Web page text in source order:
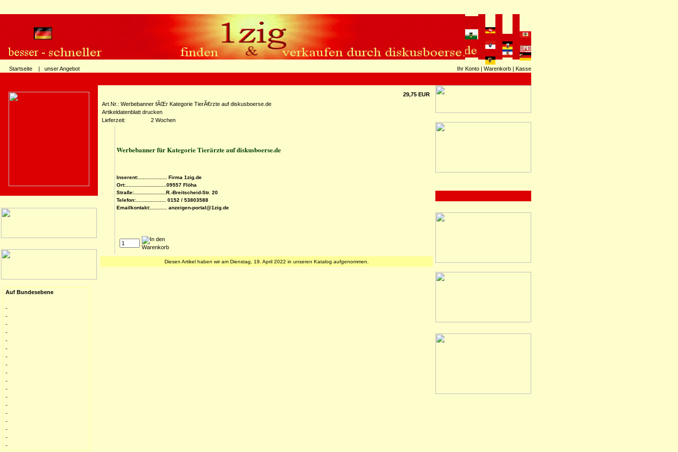
Startseite | unser Angebot Ihr Konto | Warenkorb | Kasse
Auf Bundesebene
-
-
-
-
-
-
-
-
-
-
-
-
-
-
-
-
-
-
29,75 EUR
Art.Nr.: Werbebanner fÃŒr Kategorie TierÃ€rzte auf diskusboerse.de
Artikeldatenblatt drucken
Lieferzeit:
2 Wochen
Werbebanner für Kategorie Tierärzte auf diskusboerse.de
Inserent:................... Firma 1zig.de
Ort:...........................09557 Flöha
Straße:.....................R.-Breitscheid-Str. 20
Telefon:.................... 0152 / 53803588
Emailkontakt:........... anzeigen-portal@1zig.de
Diesen Artikel haben wir am Dienstag, 19. April 2022 in unseren Katalog aufgenommen.